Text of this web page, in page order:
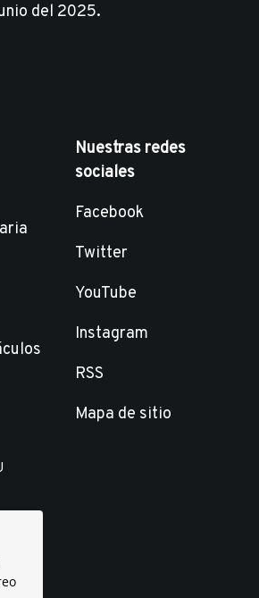
del 2025.
Nuestras redes
sociales
Facebook
Twitter
YouTube
Instagram
RSS
Mapa de sitio